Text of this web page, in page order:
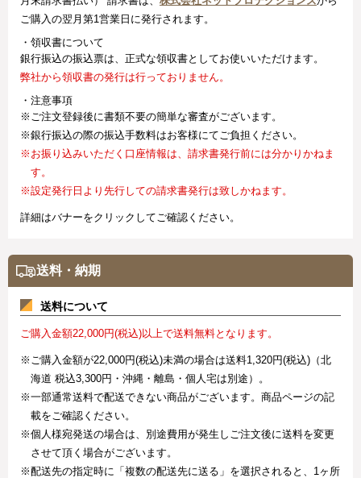
ご購入の翌月第1営業日に発行されます。
・領収書について
銀行振込の振込票は、正式な領収書としてお使いいただけます。
弊社から領収書の発行は行っておりません。
・注意事項
※ご注文登録後に書類不要の簡単な審査がございます。
※銀行振込の際の振込手数料はお客様にてご負担ください。
※お振り込みいただく口座情報は、請求書発行前には分かりかねま
す。
※設定発行日より先行しての請求書発行は致しかねます。
詳細はバナーをクリックしてご確認ください。
送料・納期
送料について
ご購入金額22,000円(税込)以上で送料無料となります。
※ご購入金額が22,000円(税込)未満の場合は送料1,320円(税込)（北
海道 税込3,300円・沖縄・離島・個人宅は別途）。
※一部通常送料で配送できない商品がございます。商品ページの記
載をご確認ください。
※個人様宛発送の場合は、別途費用が発生しご注文後に送料を変更
させて頂く場合がございます。
※配送先の指定時に「複数の配送先に送る」を選択されると、1ヶ所